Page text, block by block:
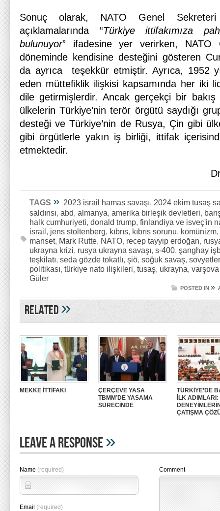
Sonuç olarak, NATO Genel
açıklamalarında “Türkiye ittifakımıza
bulunuyor” ifadesine yer verirken, NATO
döneminde kendisine desteğini gösteren
da ayrıca teşekkür etmiştir. Ayrıca, 1952
eden müttefiklik ilişkisi kapsamında her iki
dile getirmişlerdir. Ancak gerçekçi bir bakış
ülkelerin Türkiye’nin terör örgütü saydığı
desteği ve Türkiye’nin de Rusya, Çin gibi
gibi örgütlerle yakın iş birliği, ittifak
etmektedir.
TAGS » 2023 israil hamas savaşı, 2024 ekim tusaş
saldırısı, abd, almanya, amerika birleşik devletleri,
halk cumhuriyeti, donald trump, finlandiya ve isveç'in
israil, jens stoltenberg, kıbrıs, kıbrıs sorunu, komünizm,
manset, Mark Rutte, NATO, recep tayyip erdoğan,
ukrayna krizi, rusya ukrayna savaşı, s-400, şanghay
teşkilatı, seda gözde tokatlı, şiö, soğuk savaş,
politikası, türkiye nato ilişkileri, tusaş, ukrayna, varşova
Güler
POSTED IN »
Related»
MEKKE İTTİFAKI
ÇERÇEVE YASA
TBMM’DE YASAMA
SÜRECİNDE
TÜRKİYE’DE
İLK
ÇATIŞMA
Leave A Response»
Name (required)
Email (required)
Comment